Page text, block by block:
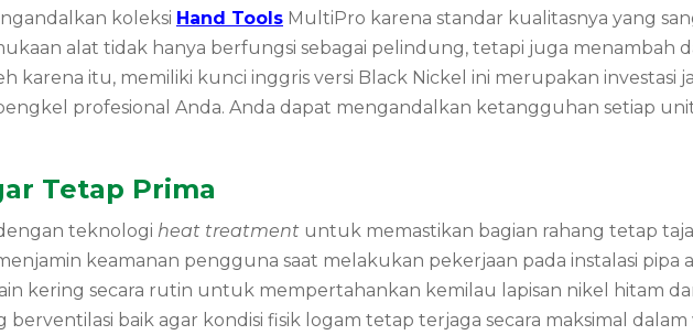
koleksi Hand Tools MultiPro karena standar kualitasnya yang
alat tidak hanya berfungsi sebagai pelindung, tetapi juga menambah
karena itu, memiliki kunci inggris versi Black Nickel ini merupakan investasi
profesional Anda. Anda dapat mengandalkan ketangguhan setiap
Tetap Prima
teknologi heat treatment untuk memastikan bagian rahang tetap
keamanan pengguna saat melakukan pekerjaan pada instalasi pipa
kering secara rutin untuk mempertahankan kemilau lapisan nikel hitam
baik agar kondisi fisik logam tetap terjaga secara maksimal